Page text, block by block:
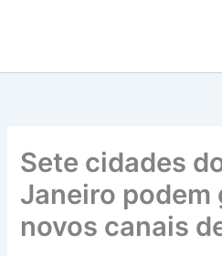
conteúdo
Sete cidades
Janeiro podem
novos canais